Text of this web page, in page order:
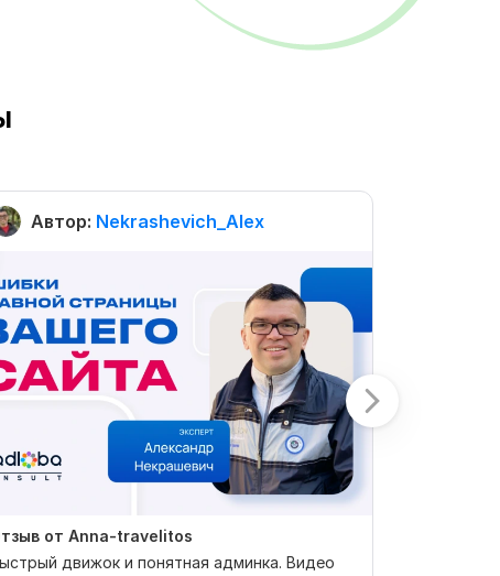
Автор: Nekrashevich_Alex
от Anna-travelitos
движок и понятная админка. Видео